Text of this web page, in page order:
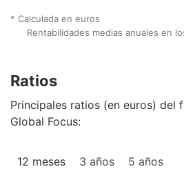
* Calculada en euros
Rentabilidades medias anuales en
Ratios
Principales ratios (en euros) del
Global Focus:
12 meses 3 años 5 años